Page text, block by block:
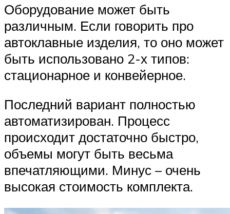
Оборудование может быть
различным. Если говорить про
автоклавные изделия, то оно может
быть использовано 2-х типов:
стационарное и конвейерное.
Последний вариант полностью
автоматизирован. Процесс
происходит достаточно быстро,
объемы могут быть весьма
впечатляющими. Минус – очень
высокая стоимость комплекта.